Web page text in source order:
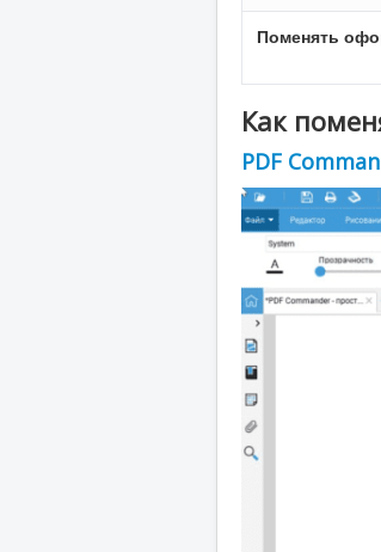
Поменять
Как
PDF